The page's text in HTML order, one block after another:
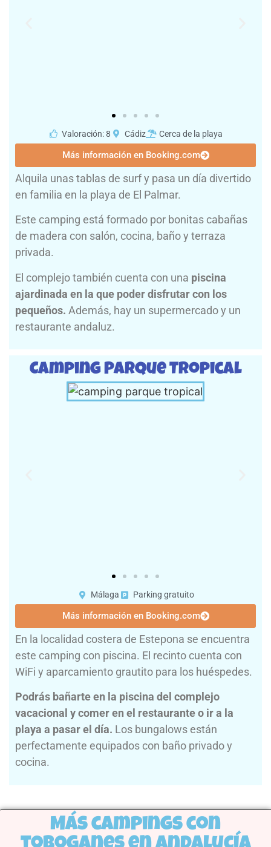
Valoración: 8 Cádiz Cerca de la playa
Más información en Booking.com
Alquila unas tablas de surf y pasa un día divertido
en familia en la playa de El Palmar.
Este camping está formado por bonitas cabañas
de madera con salón, cocina, baño y terraza
privada.
El complejo también cuenta con una piscina
ajardinada en la que poder disfrutar con los
pequeños. Además, hay un supermercado y un
restaurante andaluz.
Camping Parque Tropical
Málaga Parking gratuito
Más información en Booking.com
En la localidad costera de Estepona se encuentra
este camping con piscina. El recinto cuenta con
WiFi y aparcamiento grautito para los huéspedes.
Podrás bañarte en la piscina del complejo
vacacional y comer en el restaurante o ir a la
playa a pasar el día. Los bungalows están
perfectamente equipados con baño privado y
cocina.
Más campings con